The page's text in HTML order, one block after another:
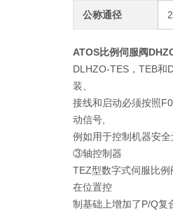
公称通径
ATOS比例伺服阀
DLHZO-TES，TEB和
装、
接线和启动必须按照
动信号,
例如用于控制机器安
③轴控制器
TEZ型数字式伺服比
在位置控
制基础上增加了P/Q复